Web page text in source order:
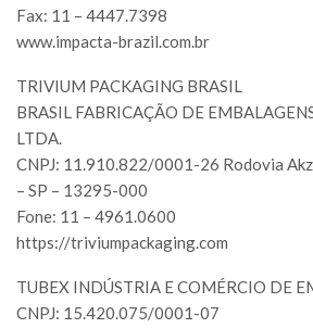
Fax: 11 – 4447.7398
www.impacta-brazil.com.br
TRIVIUM PACKAGING BRASIL
BRASIL FABRICAÇÃO DE
LTDA.
CNPJ: 11.910.822/0001-26 Rodovia
– SP – 13295-000
Fone: 11 – 4961.0600
https://triviumpackaging.com
TUBEX INDÚSTRIA E COMÉRCIO DE
CNPJ: 15.420.075/0001-07